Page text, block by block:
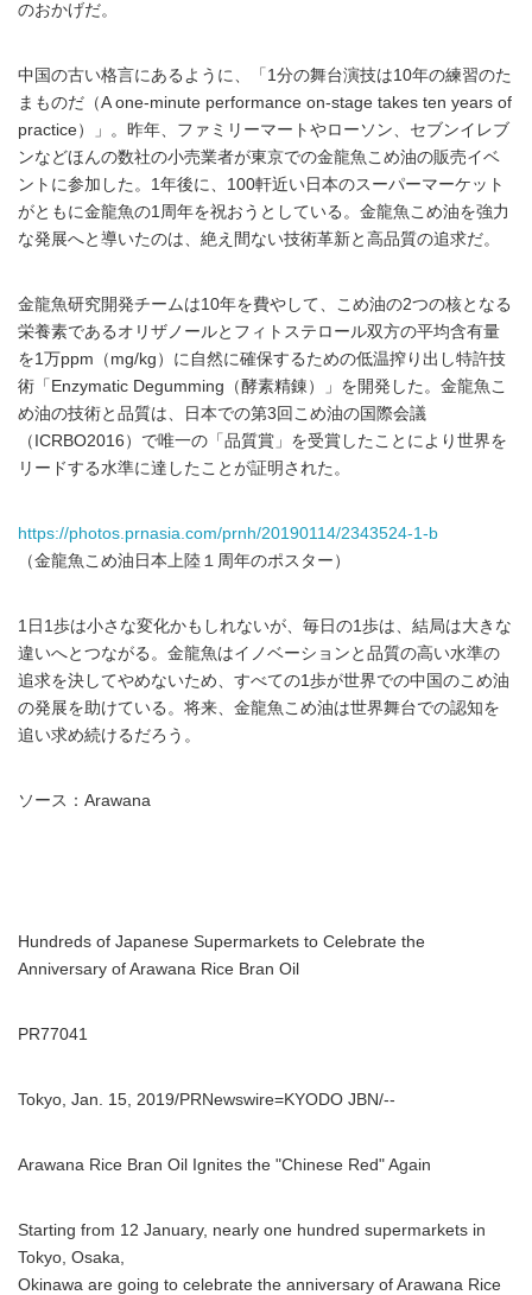
のおかげだ。
中国の古い格言にあるように、「1分の舞台演技は10年の練習のた
まものだ（A one-minute performance on-stage takes ten years of
practice）」。昨年、ファミリーマートやローソン、セブンイレブ
ンなどほんの数社の小売業者が東京での金龍魚こめ油の販売イベ
ントに参加した。1年後に、100軒近い日本のスーパーマーケット
がともに金龍魚の1周年を祝おうとしている。金龍魚こめ油を強力
な発展へと導いたのは、絶え間ない技術革新と高品質の追求だ。
金龍魚研究開発チームは10年を費やして、こめ油の2つの核となる
栄養素であるオリザノールとフィトステロール双方の平均含有量
を1万ppm（mg/kg）に自然に確保するための低温搾り出し特許技
術「Enzymatic Degumming（酵素精錬）」を開発した。金龍魚こ
め油の技術と品質は、日本での第3回こめ油の国際会議
（ICRBO2016）で唯一の「品質賞」を受賞したことにより世界を
リードする水準に達したことが証明された。
https://photos.prnasia.com/prnh/20190114/2343524-1-b
（金龍魚こめ油日本上陸１周年のポスター）
1日1歩は小さな変化かもしれないが、毎日の1歩は、結局は大きな
違いへとつながる。金龍魚はイノベーションと品質の高い水準の
追求を決してやめないため、すべての1歩が世界での中国のこめ油
の発展を助けている。将来、金龍魚こめ油は世界舞台での認知を
追い求め続けるだろう。
ソース：Arawana
Hundreds of Japanese Supermarkets to Celebrate the
Anniversary of Arawana Rice Bran Oil
PR77041
Tokyo, Jan. 15, 2019/PRNewswire=KYODO JBN/--
Arawana Rice Bran Oil Ignites the "Chinese Red" Again
Starting from 12 January, nearly one hundred supermarkets in
Tokyo, Osaka,
Okinawa are going to celebrate the anniversary of Arawana Rice